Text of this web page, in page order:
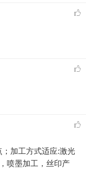
加工方式适应:激光
喷墨加工，丝印产